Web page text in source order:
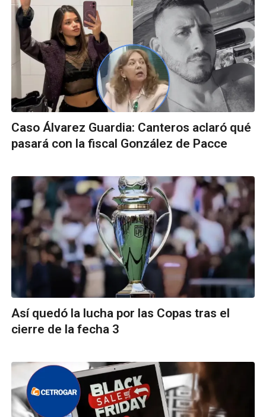
Caso Álvarez Guardia: Canteros aclaró qué
pasará con la fiscal González de Pacce
Así quedó la lucha por las Copas tras el
cierre de la fecha 3